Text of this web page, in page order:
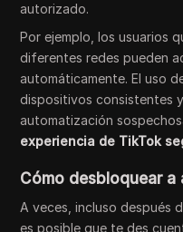
autorizado.
Por ejemplo, los usuarios
diferentes redes pueden
automáticamente. El uso
dispositivos consistentes
automatización
experiencia de TikTok
Cómo desbloquear a
A veces, incluso después
es posible que te des